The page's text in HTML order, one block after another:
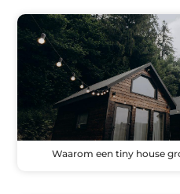
Waarom een tiny house